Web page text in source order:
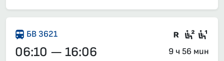
БВ 3621 Във
06:10 — 16:06 9 ч 56 мин